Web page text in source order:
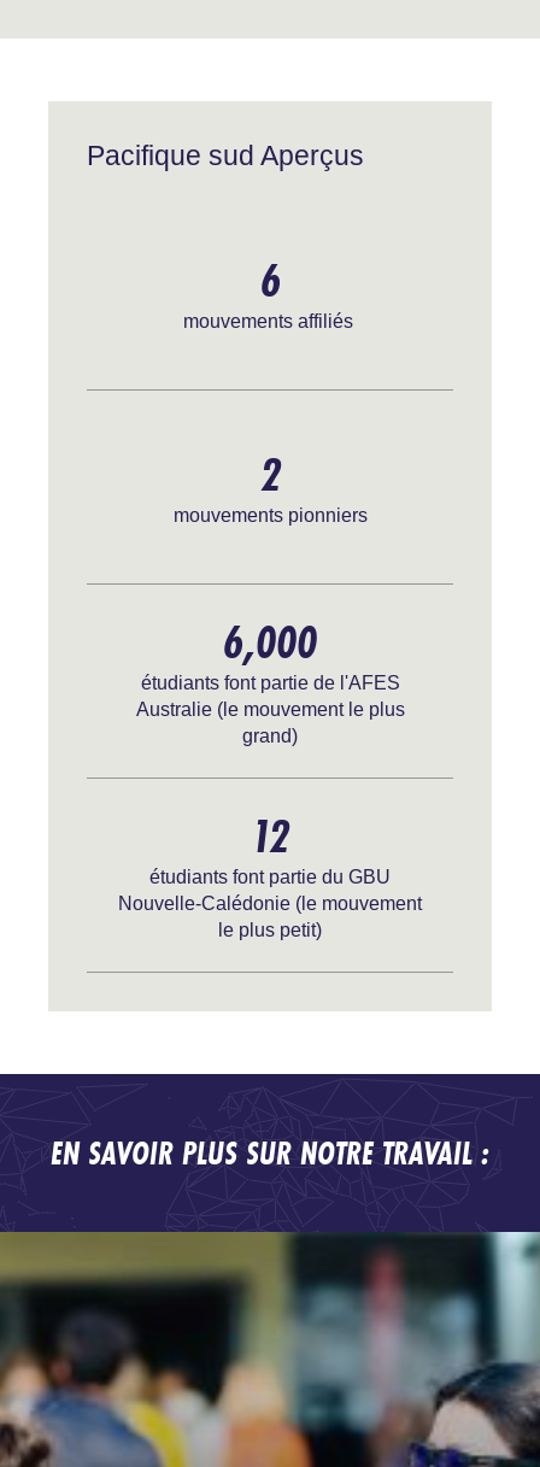
Pacifique sud Aperçus
6
mouvements affiliés
2
mouvements pionniers
6,000
étudiants font partie de l'AFES
Australie (le mouvement le plus
grand)
12
étudiants font partie du GBU
Nouvelle-Calédonie (le mouvement
le plus petit)
EN SAVOIR PLUS SUR NOTRE TRAVAIL :